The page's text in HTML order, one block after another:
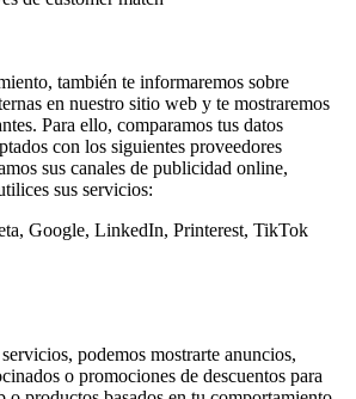
también te informaremos sobre
en nuestro sitio web y te mostraremos
Para ello, comparamos tus datos
con los siguientes proveedores
sus canales de publicidad online,
sus servicios:
Google, LinkedIn, Printerest, TikTok
podemos mostrarte anuncios,
o promociones de descuentos para